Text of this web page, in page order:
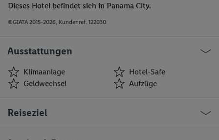
Dieses Hotel befindet sich in Panama City.
©GIATA 2015-2026, Kundenref. 122030
Ausstattungen
Klimaanlage
Hotel-Safe
Geldwechsel
Aufzüge
Geldwechsel
Friseur
Reiseziel